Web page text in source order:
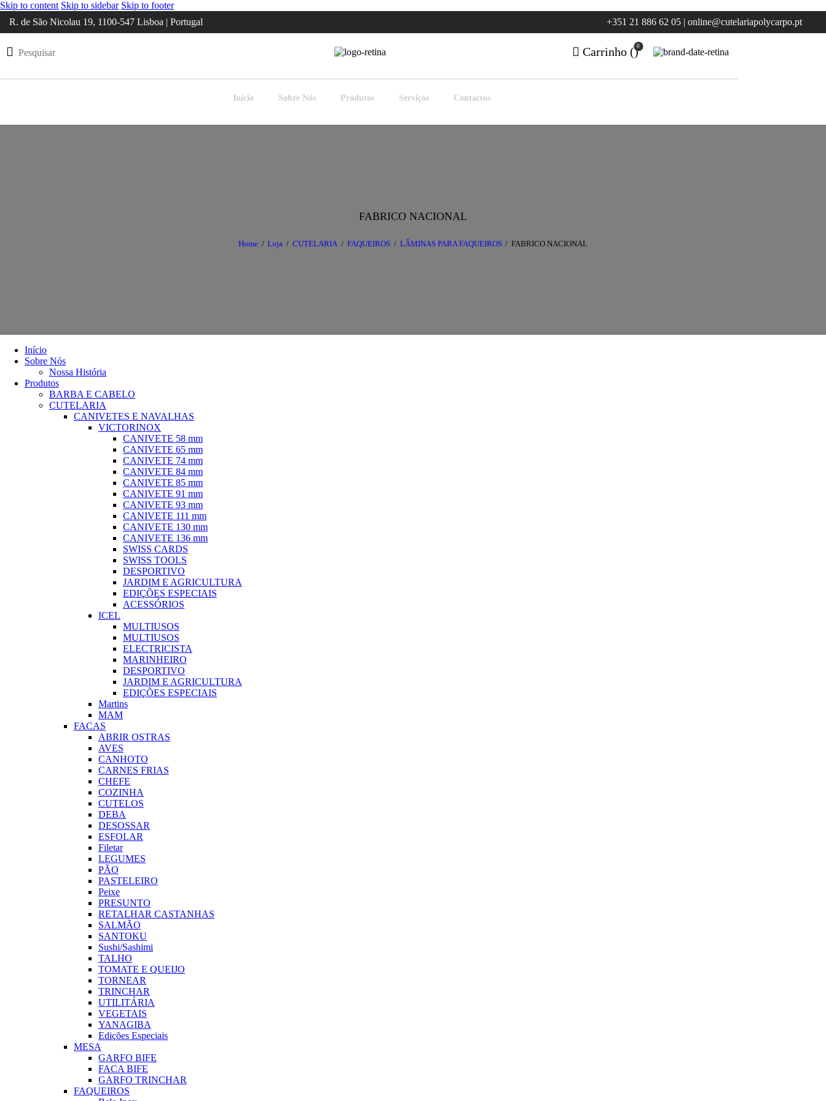
Skip to content Skip to sidebar Skip to footer
R. de São Nicolau 19, 1100-547 Lisboa | Portugal
+351 21 886 62 05 | online@cutelariapolycarpo.pt
Carrinho ( 0
)
Início Sobre Nós Produtos Serviços Contactos
FABRICO NACIONAL
Home Loja CUTELARIA FAQUEIROS LÂMINAS PARA FAQUEIROS FABRICO NACIONAL
Início
Sobre Nós
Nossa História
Produtos
BARBA E CABELO
CUTELARIA
CANIVETES E NAVALHAS
VICTORINOX
CANIVETE 58 mm
CANIVETE 65 mm
CANIVETE 74 mm
CANIVETE 84 mm
CANIVETE 85 mm
CANIVETE 91 mm
CANIVETE 93 mm
CANIVETE 111 mm
CANIVETE 130 mm
CANIVETE 136 mm
SWISS CARDS
SWISS TOOLS
DESPORTIVO
JARDIM E AGRICULTURA
EDIÇÕES ESPECIAIS
ACESSÓRIOS
ICEL
MULTIUSOS
MULTIUSOS
ELECTRICISTA
MARINHEIRO
DESPORTIVO
JARDIM E AGRICULTURA
EDIÇÕES ESPECIAIS
Martins
MAM
FACAS
ABRIR OSTRAS
AVES
CANHOTO
CARNES FRIAS
CHEFE
COZINHA
CUTELOS
DEBA
DESOSSAR
ESFOLAR
Filetar
LEGUMES
PÃO
PASTELEIRO
Peixe
PRESUNTO
RETALHAR CASTANHAS
SALMÃO
SANTOKU
Sushi/Sashimi
TALHO
TOMATE E QUEIJO
TORNEAR
TRINCHAR
UTILITÁRIA
VEGETAIS
YANAGIBA
Edições Especiais
MESA
GARFO BIFE
FACA BIFE
GARFO TRINCHAR
FAQUEIROS